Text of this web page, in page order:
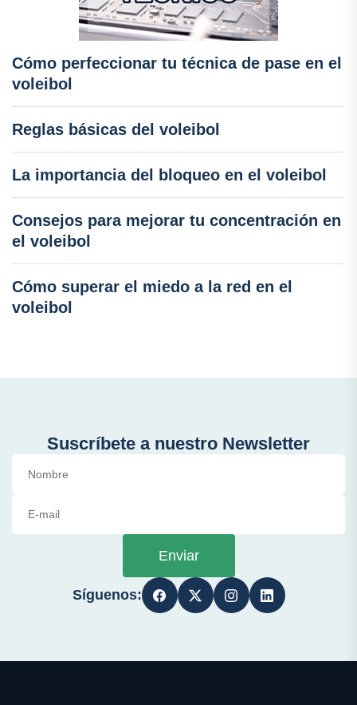
Cómo perfeccionar tu técnica de pase en el
voleibol
Reglas básicas del voleibol
La importancia del bloqueo en el voleibol
Consejos para mejorar tu concentración en
el voleibol
Cómo superar el miedo a la red en el
voleibol
Suscríbete a nuestro Newsletter
Enviar
Síguenos: